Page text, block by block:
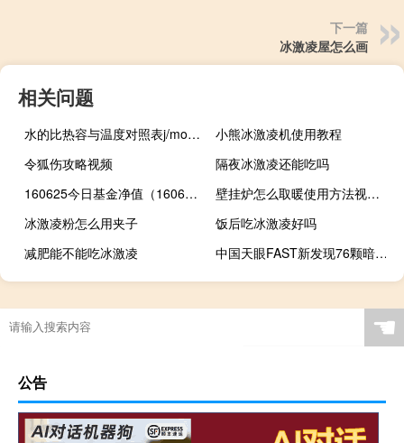
下一篇
冰激凌屋怎么画
相关问题
水的比热容与温度对照表j/mol.℃（水的比热容与温度对照表）
小熊冰激凌机使用教程
令狐伤攻略视频
隔夜冰激凌还能吃吗
160625今日基金净值（160625）
壁挂炉怎么取暖使用方法视频（壁挂炉怎么取暖使用方法）
冰激凌粉怎么用夹子
饭后吃冰激凌好吗
减肥能不能吃冰激凌
中国天眼FAST新发现76颗暗弱的偶发脉冲星
☚
公告